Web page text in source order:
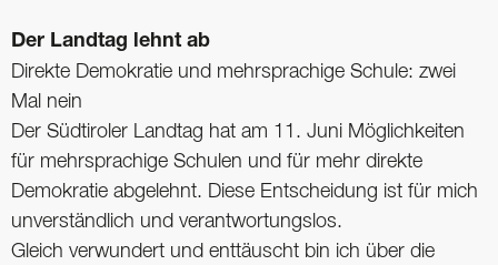
Der Landtag lehnt ab
Direkte Demokratie und mehrsprachige Schule: zwei
Mal nein
Der Südtiroler Landtag hat am 11. Juni Möglichkeiten
für mehrsprachige Schulen und für mehr direkte
Demokratie abgelehnt. Diese Entscheidung ist für mich
unverständlich und verantwortungslos.
Gleich verwundert und enttäuscht bin ich über die